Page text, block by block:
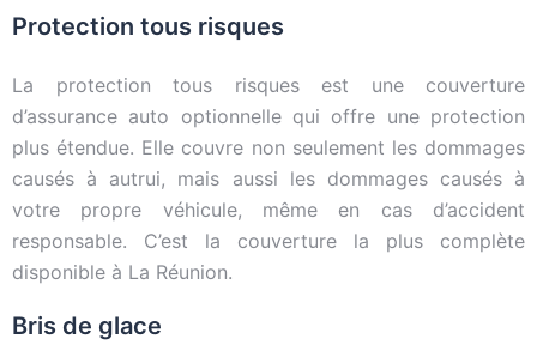
Protection tous risques
La protection tous risques est une couverture
d’assurance auto optionnelle qui offre une protection
plus étendue. Elle couvre non seulement les dommages
causés à autrui, mais aussi les dommages causés à
votre propre véhicule, même en cas d’accident
responsable. C’est la couverture la plus complète
disponible à La Réunion.
Bris de glace